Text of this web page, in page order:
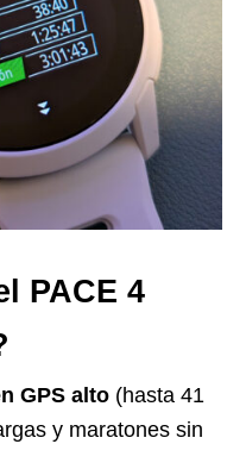
PACE 4
GPS alto (hasta 41
y maratones sin